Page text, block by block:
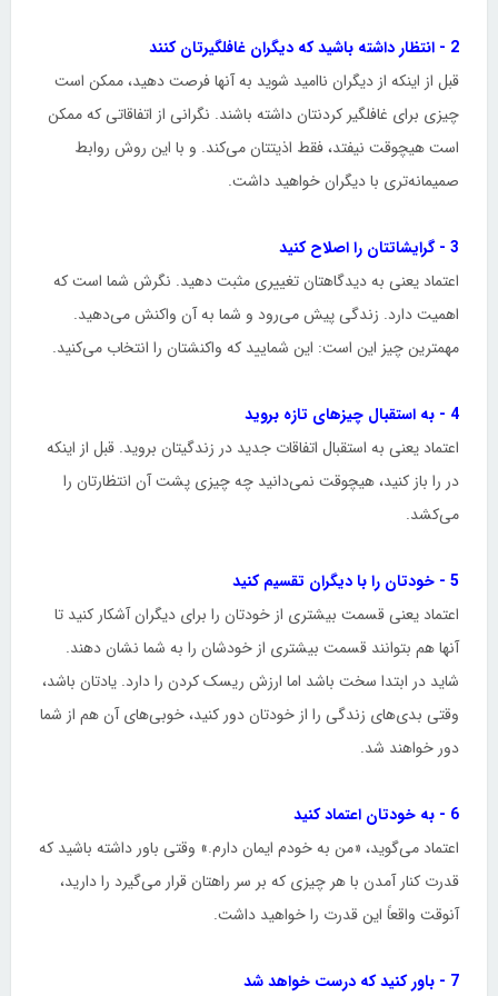
2 - انتظار داشته باشید که دیگران غافلگیرتان کنند
قبل از اینکه از دیگران ناامید شوید به آنها فرصت دهید، ممکن است
چیزی برای غافلگیر کردنتان داشته باشند. نگرانی از اتفاقاتی که ممکن
است هیچوقت نیفتد، فقط اذیتتان می‌کند. و با این روش روابط
صمیمانه‌تری با دیگران خواهید داشت.
3 - گرایشاتتان را اصلاح کنید
اعتماد یعنی به دیدگاهتان تغییری مثبت دهید. نگرش شما است که
اهمیت دارد. زندگی پیش می‌رود و شما به آن واکنش می‌دهید.
مهمترین چیز این است: این شمایید که واکنشتان را انتخاب می‌کنید.
4 - به استقبال چیزهای تازه بروید
اعتماد یعنی به استقبال اتفاقات جدید در زندگیتان بروید. قبل از اینکه
در را باز کنید، هیچوقت نمی‌دانید چه چیزی پشت آن انتظارتان را
می‌کشد.
5 - خودتان را با دیگران تقسیم کنید
اعتماد یعنی قسمت بیشتری از خودتان را برای دیگران آشکار کنید تا
آنها هم بتوانند قسمت بیشتری از خودشان را به شما نشان دهند.
شاید در ابتدا سخت باشد اما ارزش ریسک کردن را دارد. یادتان باشد،
وقتی بدی‌های زندگی را از خودتان دور کنید، خوبی‌های آن هم از شما
دور خواهند شد.
6 - به خودتان اعتماد کنید
اعتماد می‌گوید، «من به خودم ایمان دارم.» وقتی باور داشته باشید که
قدرت کنار آمدن با هر چیزی که بر سر راهتان قرار می‌گیرد را دارید،
آنوقت واقعاً این قدرت را خواهید داشت.
7 - باور کنید که درست خواهد شد